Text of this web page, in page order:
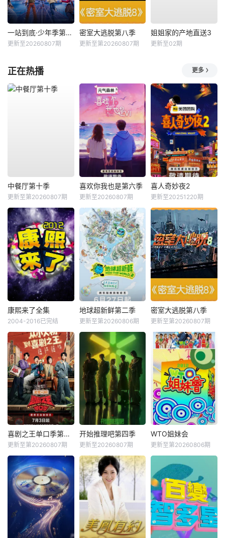
一站到底·少年季第2季
更新至20260807期
密室大逃脱第八季
更新至第20260807期
姐姐家的产地直送3
更新至02期
正在热播 更多
中餐厅第十季
更新至第20260807期
喜欢你我也是第六季
更新至20260807期
喜人奇妙夜2
更新至20251220期
康熙来了全集
2004-2016已完结
地球超新鲜第二季
更新至第20260806期
密室大逃脱第八季
更新至第20260807期
喜剧之王单口季第三季
更新至第20260807期
开始推理吧第四季
更新至20260807期
WTO姐妹会
更新至第20260806期